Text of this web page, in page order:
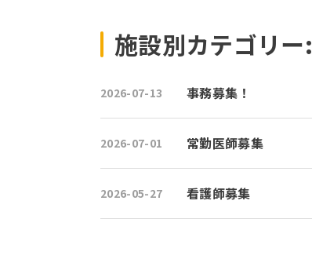
施設別カテゴリー:
2026-07-13 事務募集！
2026-07-01 常勤医師募集
2026-05-27 看護師募集